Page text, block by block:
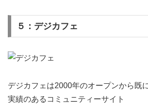
５：デジカフェ
デジカフェは2000年のオープンから既
実績のあるコミュニティーサイト